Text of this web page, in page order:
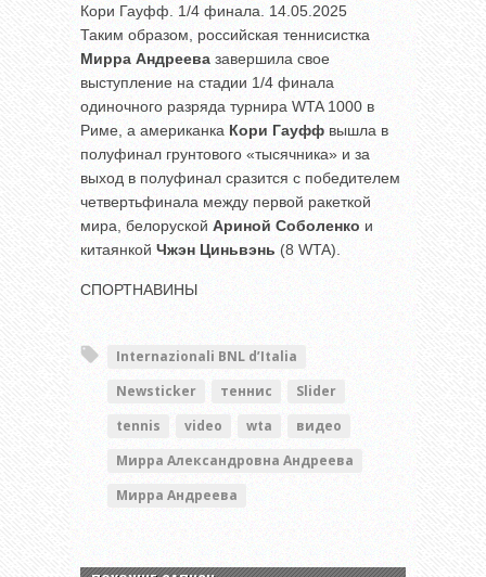
Кори Гауфф. 1/4 финала. 14.05.2025
Таким образом, российская теннисистка
Мирра Андреева завершила свое
выступление на стадии 1/4 финала
одиночного разряда турнира WTA 1000 в
Риме, а американка Кори Гауфф вышла в
полуфинал грунтового «тысячника» и за
выход в полуфинал сразится с победителем
четвертьфинала между первой ракеткой
мира, белоруской Ариной Соболенко и
китаянкой Чжэн Циньвэнь (8 WTA).
СПОРТНАВИНЫ
Internazionali BNL d’Italia
Newsticker
теннис
Slider
tennis
video wta
видео
Мирра Александровна Андреева
Мирра Андреева